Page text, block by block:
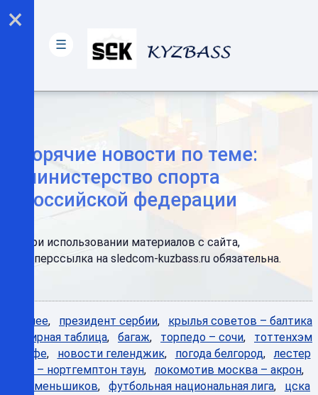
Горячие новости по теме:
министерство спорта
российской федерации
При использовании материалов с сайта,
гиперссылка на sledcom-kuzbass.ru обязательна.
Горячее, президент сербии, крылья советов – балтика
турнирная таблица, багаж, торпедо – сочи, тоттенхэм
хетафе, новости геленджик, погода белгород,лестер
сити – нортгемптон таун,локомотив москва – акрон,
олег меньшиков, футбольная национальная лига, цска
×
☰